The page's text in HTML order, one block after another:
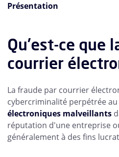
Présentation
Qu'est-ce que
courrier
La fraude par courrier
cybercriminalité perpétrée
électroniques malveillants
réputation d'une entreprise
généralement à des fins